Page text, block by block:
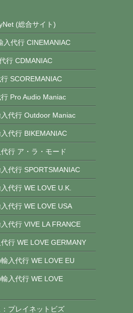
(総合サイト)
入代行 CINEMANIAC
行 CDMANIAC
SCOREMANIAC
Pro Audio Maniac
代行 Outdoor Maniac
代行 BIKEMANIAC
行 ア・ラ・モード
代行 SPORTSMANIAC
代行 WE LOVE U.K.
代行 WE LOVE USA
代行 VIVE LA FRANCE
行 WE LOVE GERMANY
入代行 WE LOVE EU
入代行 WE LOVE
プレイネットビズ